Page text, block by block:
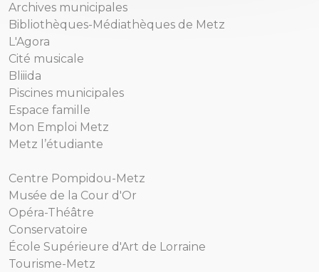
Archives municipales
Bibliothèques-Médiathèques de Metz
L'Agora
Cité musicale
Bliiida
Piscines municipales
Espace famille
Mon Emploi Metz
Metz l’étudiante
Centre Pompidou-Metz
Musée de la Cour d'Or
Opéra-Théâtre
Conservatoire
École Supérieure d'Art de Lorraine
Tourisme-Metz